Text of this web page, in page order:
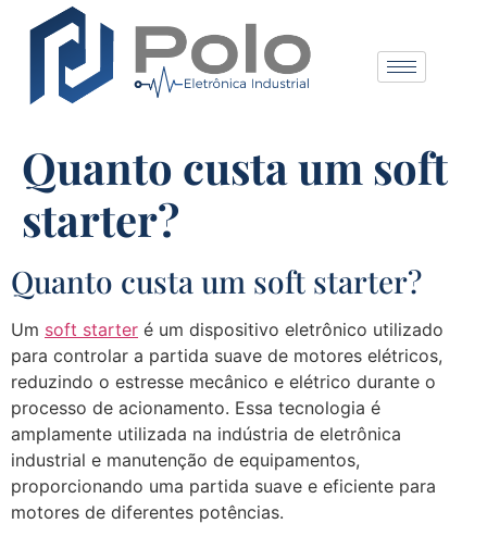
Quanto custa um soft
starter?
Quanto custa um soft starter?
Um soft starter é um dispositivo eletrônico utilizado
para controlar a partida suave de motores elétricos,
reduzindo o estresse mecânico e elétrico durante o
processo de acionamento. Essa tecnologia é
amplamente utilizada na indústria de eletrônica
industrial e manutenção de equipamentos,
proporcionando uma partida suave e eficiente para
motores de diferentes potências.